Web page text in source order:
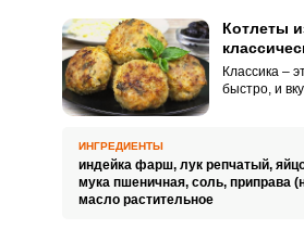
Котлеты
Классика –
быстро, и
гаджета, и
ИНГРЕДИЕНТЫ
индейка фарш, лук репчатый,
мука пшеничная, соль, приправа
масло растительное